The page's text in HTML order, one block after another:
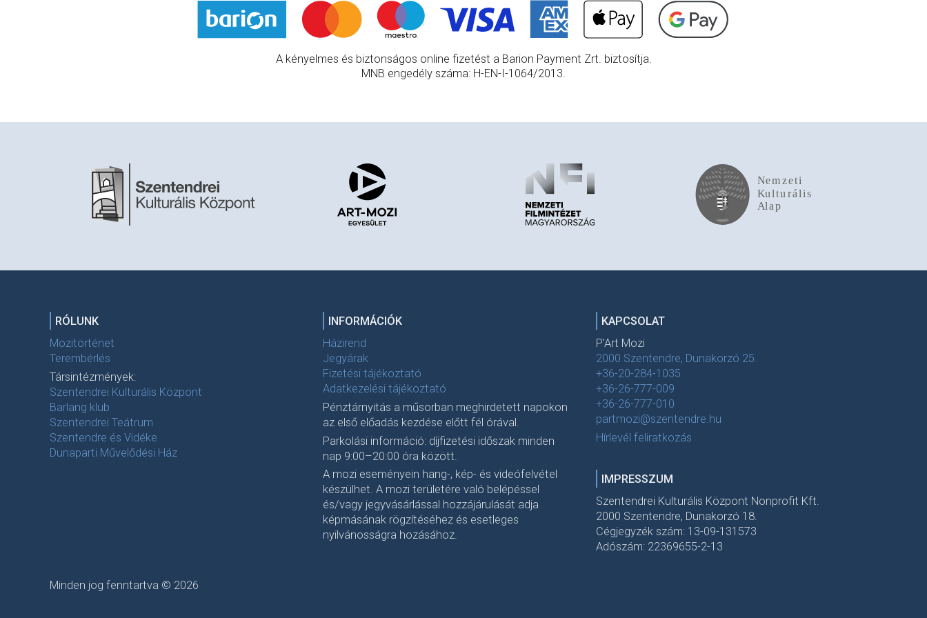
A kényelmes és biztonságos online fizetést a Barion Payment Zrt. biztosítja.
MNB engedély száma: H-EN-I-1064/2013.
RÓLUNK
Mozitörténet
Terembérlés
Társintézmények:
Szentendrei Kulturális Központ
Barlang klub
Szentendrei Teátrum
Szentendre és Vidéke
Dunaparti Művelődési Ház
INFORMÁCIÓK
Házirend
Jegyárak
Fizetési tájékoztató
Adatkezelési tájékoztató
Pénztárnyitás a műsorban meghirdetett napokon
az első előadás kezdése előtt fél órával.
Parkolási információ: díjfizetési időszak minden
nap 9:00–20:00 óra között.
A mozi eseményein hang-, kép- és videófelvétel
készülhet. A mozi területére való belépéssel
és/vagy jegyvásárlással hozzájárulását adja
képmásának rögzítéséhez és esetleges
nyilvánosságra hozásához.
KAPCSOLAT
P'Art Mozi
2000 Szentendre, Dunakorzó 25.
+36-20-284-1035
+36-26-777-009
+36-26-777-010
partmozi@szentendre.hu
Hírlevél feliratkozás
IMPRESSZUM
Szentendrei Kulturális Központ Nonprofit Kft.
2000 Szentendre, Dunakorzó 18.
Cégjegyzék szám: 13-09-131573
Adószám: 22369655-2-13
Minden jog fenntartva © 2026